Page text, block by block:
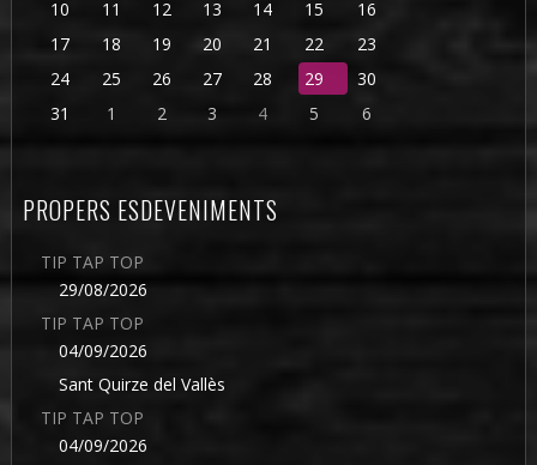
10
11 12 13 14 15
16
17
18 19 20 21 22
23
24
25 26 27 28 29
30
31
1 2 3 4 5 6
PROPERS ESDEVENIMENTS
TIP TAP TOP
29/08/2026
TIP TAP TOP
04/09/2026
Sant Quirze del Vallès
TIP TAP TOP
04/09/2026